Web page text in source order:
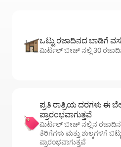
ಒಟ್ಟು ರಜಾದಿನದ ಬಾಡಿಗೆ
ಮಿರ್ಟಲ್ ಬೀಚ್ ನಲ್ಲಿ 30
ಪ್ರತಿ ರಾತ್ರಿಯ ದರಗಳು ಈ
ಪ್ರಾರಂಭವಾಗುತ್ತವೆ
ಮಿರ್ಟಲ್ ಬೀಚ್ ನಲ್ಲಿನ
ತೆರಿಗೆಗಳು ಮತ್ತು ಶುಲ್ಕಗಳಿಗೆ
ಪ್ರಾರಂಭವಾಗುತ್ತವೆ